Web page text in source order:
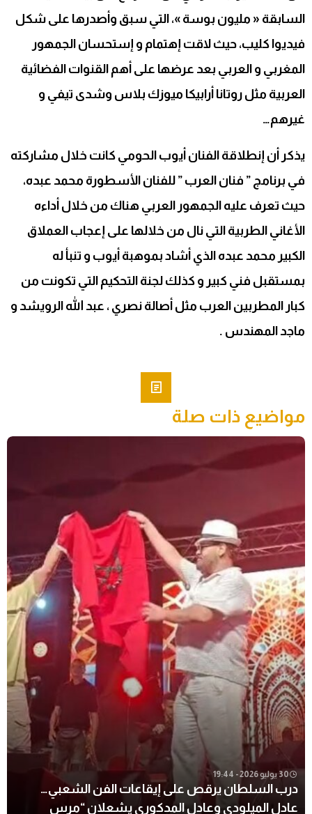
السابقة « مليون بوسة »، التي سبق وأصدرها على شكل
فيديوا كليب، حيث لاقت إهتمام و إستحسان الجمهور
المغربي و العربي بعد عرضها على أهم القنوات الفضائية
العربية مثل روتانا أرابيكا ميوزك بلاس وشدى تيفي و
غيرهم…
يذكر أن إنطلاقة الفنان أيوب الحومي كانت خلال مشاركته
في برنامج ” فنان العرب ” للفنان الأسطورة محمد عبده،
حيث تعرف عليه الجمهور العربي هناك من خلال أداءه
الأغاني الطربية التي نال من خلالها على إعجاب العملاق
الكبير محمد عبده الذي أشاد بموهبة أيوب و تنبأ له
بمستقبل فني كبير و كذلك لجنة التحكيم التي تكونت من
كبار المطربين العرب مثل أصالة نصري ، عبد الله الرويشد و
ماجد المهندس .
مواضيع ذات صلة
30 يوليو 2026 - 19:44
درب السلطان يرقص على إيقاعات الفن الشعبي…
عادل الميلودي وعادل المدكوري يشعلان “مرس